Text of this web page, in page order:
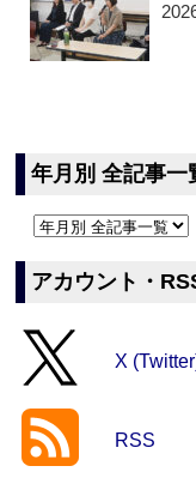
年月別 全記事一
アカウント・
X
RSS